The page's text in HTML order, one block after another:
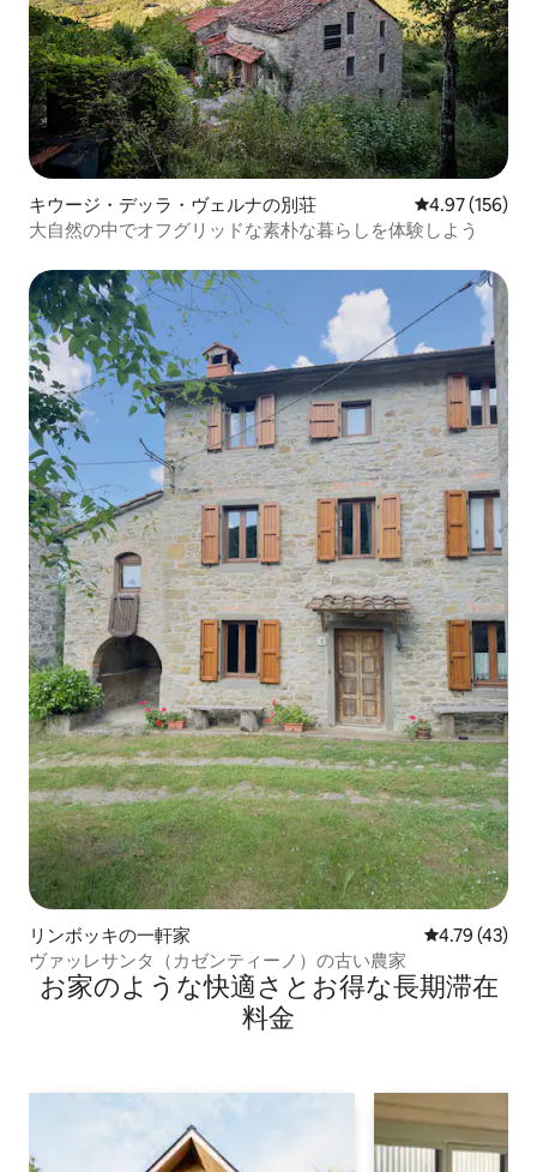
キウージ・デッラ・ヴェルナの別荘 レビュー156
4.97 (156)
大自然の中でオフグリッドな素朴な暮らしを体験しよう
リンボッキの一軒家 レビュー43
4.79 (43)
ヴァッレサンタ（カゼンティーノ）の古い農家
お家のような快⁠適⁠さ⁠とお⁠得⁠な長⁠期⁠滞⁠在
料⁠金